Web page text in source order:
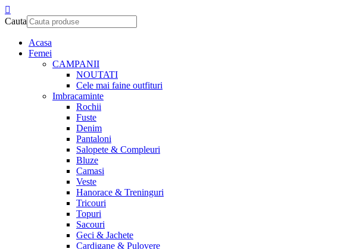
Cauta
Acasa
Femei
CAMPANII
NOUTATI
Cele mai faine outfituri
Imbracaminte
Rochii
Fuste
Denim
Pantaloni
Salopete & Compleuri
Bluze
Camasi
Veste
Hanorace & Treninguri
Tricouri
Topuri
Sacouri
Geci & Jachete
Cardigane & Pulovere